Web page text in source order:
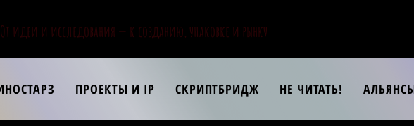
От идеи и исследования — к созданию, упаковке и рынку
ПРОЕКТЫ И IP СКРИПТБРИДЖ НЕ ЧИТАТЬ!